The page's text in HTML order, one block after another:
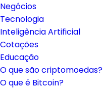
Negócios
Tecnologia
Inteligência Artificial
Cotações
Educação
O que são criptomoedas?
O que é Bitcoin?